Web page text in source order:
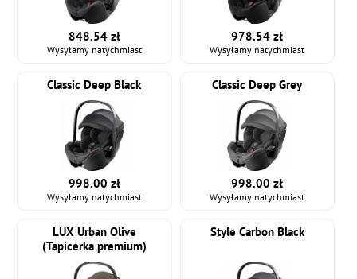
848.54 zł
Wysyłamy natychmiast
978.54 zł
Wysyłamy natychmiast
Classic Deep Black
998.00 zł
Wysyłamy natychmiast
Classic Deep Grey
998.00 zł
Wysyłamy natychmiast
LUX Urban Olive
(Tapicerka premium)
Style Carbon Black